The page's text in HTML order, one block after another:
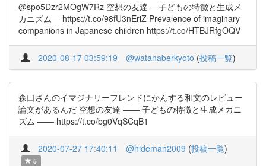
@spo5Dzr2MOgW7Rz 空想の友達 ―子どもの特徴と生成メ
カニズム― https://t.co/98fU3nEriZ Prevalence of imaginary
companions in Japanese children https://t.co/HTBJRfgOQV
2020-08-17 03:59:19 @watanaberkyoto (投稿一覧)
森口さんのイマジナリーフレンドにかんする和文のレビュー
論文があるんだ 空想の友達 ―― 子どもの特徴と生成メカニ
ズム ―― https://t.co/bg0VqSCqB1
2020-07-27 17:40:11 @hideman2009 (投稿一覧)
5